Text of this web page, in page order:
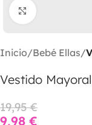
Clic para
Inicio Bebé Ellas
Vestido
19,95€
9,98 €